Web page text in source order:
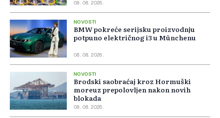
08. 08. 2026.
NOVOSTI
BMW pokreće serijsku proizvodnju
potpuno električnog i3 u Münchenu
08. 08. 2026.
NOVOSTI
Brodski saobraćaj kroz Hormuški
moreuz prepolovljen nakon novih
blokada
08. 08. 2026.